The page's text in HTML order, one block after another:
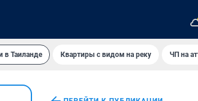
в Таиланде Квартиры с видом на реку ЧП на